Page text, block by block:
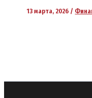
13 марта, 2026 /